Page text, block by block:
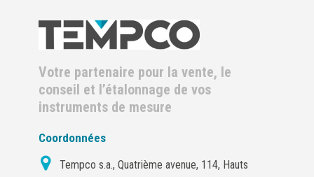
Votre partenaire pour la vente, le
conseil et l’étalonnage de vos
instruments de mesure
Coordonnées
Tempco s.a., Quatrième avenue, 114, Hauts